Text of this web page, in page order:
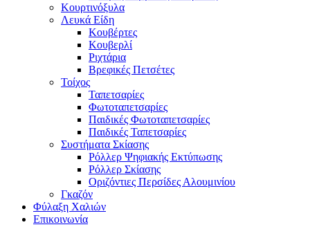
Κουρτινόξυλα
Λευκά Είδη
Κουβέρτες
Κουβερλί
Ριχτάρια
Βρεφικές Πετσέτες
Τοίχος
Ταπετσαρίες
Φωτοταπετσαρίες
Παιδικές Φωτοταπετσαρίες
Παιδικές Ταπετσαρίες
Συστήματα Σκίασης
Ρόλλερ Ψηφιακής Εκτύπωσης
Ρόλλερ Σκίασης
Οριζόντιες Περσίδες Αλουμινίου
Γκαζόν
Φύλαξη Χαλιών
Επικοινωνία